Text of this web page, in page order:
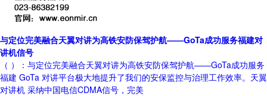
与定位完美融合天翼对讲为高铁安防保驾护航——GoTa成功服务福建对
讲机信号
（ ）：与定位完美融合天翼对讲为高铁安防保驾护航——GoTa成功服务
福建 GoTa 对讲平台极大地提升了我们的安保监控与治理工作效率。天翼
对讲机 采纳中国电信CDMA信号，完美